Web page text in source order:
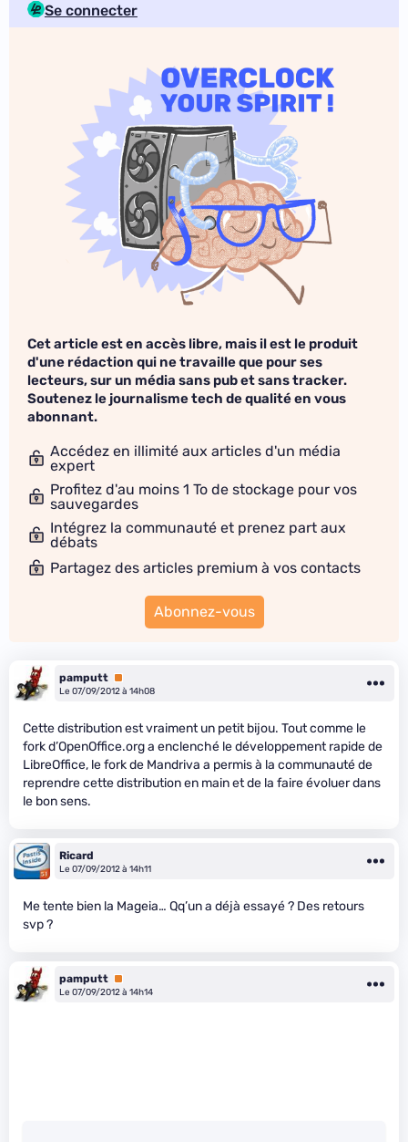
Se connecter
Cet article est en accès libre, mais il est le produit
d'une rédaction qui ne travaille que pour ses
lecteurs, sur un média sans pub et sans tracker.
Soutenez le journalisme tech de qualité en vous
abonnant.
Accédez en illimité aux articles d'un média
expert
Profitez d'au moins 1 To de stockage pour vos
sauvegardes
Intégrez la communauté et prenez part aux
débats
Partagez des articles premium à vos contacts
Abonnez-vous
pamputt Premium
Le 07/09/2012 à 14h08
Cette distribution est vraiment un petit bijou. Tout comme le
fork d’OpenOffice.org a enclenché le développement rapide de
LibreOffice, le fork de Mandriva a permis à la communauté de
reprendre cette distribution en main et de la faire évoluer dans
le bon sens.
Ricard
Le 07/09/2012 à 14h11
Me tente bien la Mageia… Qq’un a déjà essayé ? Des retours
svp ?
pamputt Premium
Le 07/09/2012 à 14h14